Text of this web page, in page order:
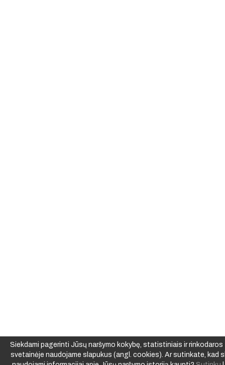
Siekdami pagerinti Jūsų naršymo kokybę, statistiniais ir
svetainėje naudojame slapukus (angl. cookies). Ar sutinkate, kad